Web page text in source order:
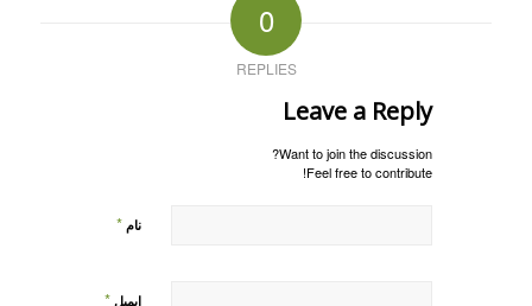
0
REPLIES
Leave a Reply
Want to join the discussion?
Feel free to contribute!
نام *
ایمیل *